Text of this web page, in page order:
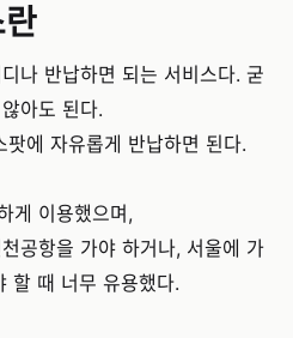
나 반납하면 되는 서비스다. 굳
아도 된다.
에 자유롭게 반납하면 된다.
게 이용했으며,
공항을 가야 하거나, 서울에 가
할 때 너무 유용했다.